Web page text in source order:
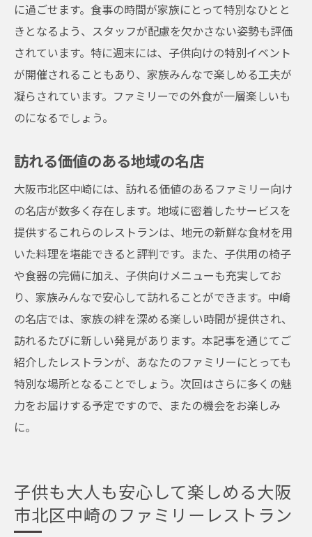
に過ごせます。食事の時間が家族にとって特別なひとと
きとなるよう、スタッフが配慮を欠かさない姿勢も評価
されています。特に週末には、子供向けの特別イベント
が開催されることもあり、家族みんなで楽しめる工夫が
凝らされています。ファミリーでの外食が一層楽しいも
のになるでしょう。
訪れる価値のある地域の名店
大阪市北区中崎には、訪れる価値のあるファミリー向け
の名店が数多く存在します。地域に密着したサービスを
提供するこれらのレストランは、地元の新鮮な食材を用
いた料理を堪能できると評判です。また、子供用の椅子
や食器の完備に加え、子供向けメニューも充実してお
り、家族みんなで安心して訪れることができます。中崎
の名店では、家族の絆を深める楽しい時間が提供され、
訪れるたびに新しい発見があります。本記事を通じてご
紹介したレストランが、あなたのファミリーにとっても
特別な場所となることでしょう。次回はさらに多くの魅
力をお届けする予定ですので、またの機会をお楽しみ
に。
子供も大人も安心して楽しめる大阪
市北区中崎のファミリーレストラン